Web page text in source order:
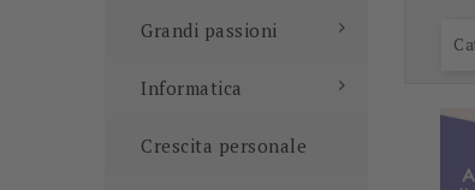
Grandi passioni
Informatica
Crescita personale